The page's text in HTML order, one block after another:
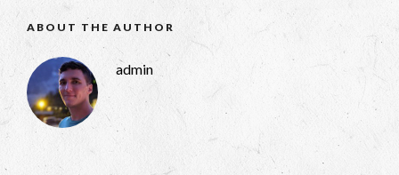
ABOUT THE AUTHOR
admin